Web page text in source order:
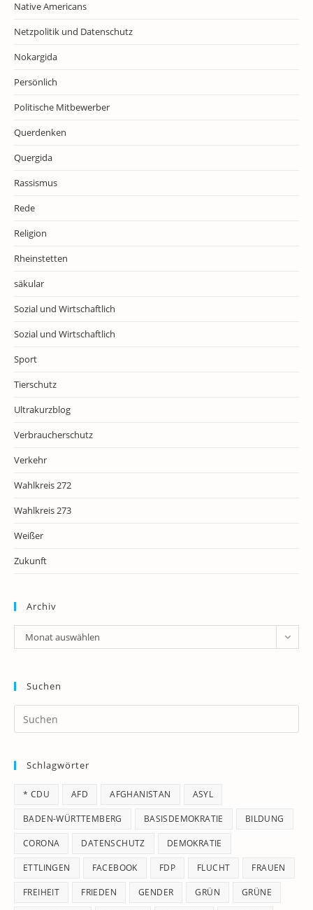
Native Americans
Netzpolitik und Datenschutz
Nokargida
Persönlich
Politische Mitbewerber
Querdenken
Quergida
Rassismus
Rede
Religion
Rheinstetten
säkular
Sozial und Wirtschaftlich
Sozial und Wirtschaftlich
Sport
Tierschutz
Ultrakurzblog
Verbraucherschutz
Verkehr
Wahlkreis 272
Wahlkreis 273
Weißer
Zukunft
Archiv
Archiv
Monat auswählen
Suchen
Schlagwörter
* CDU AFD AFGHANISTAN ASYL
BADEN-WÜRTTEMBERG BASISDEMOKRATIE BILDUNG
CORONA DATENSCHUTZ DEMOKRATIE
ETTLINGEN FACEBOOK FDP FLUCHT FRAUEN
FREIHEIT FRIEDEN GENDER GRÜN GRÜNE